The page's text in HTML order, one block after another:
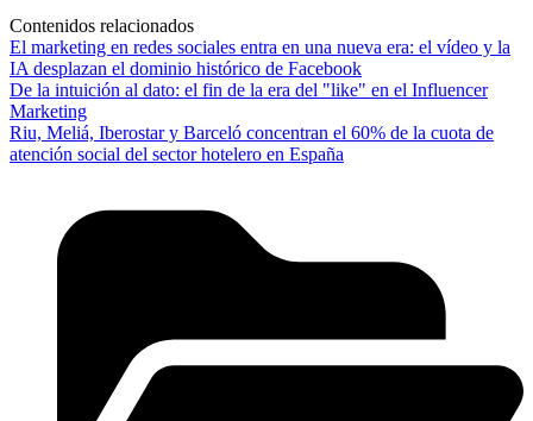
Contenidos relacionados
El marketing en redes sociales entra en una nueva era: el vídeo y la
IA desplazan el dominio histórico de Facebook
De la intuición al dato: el fin de la era del "like" en el Influencer
Marketing
Riu, Meliá, Iberostar y Barceló concentran el 60% de la cuota de
atención social del sector hotelero en España